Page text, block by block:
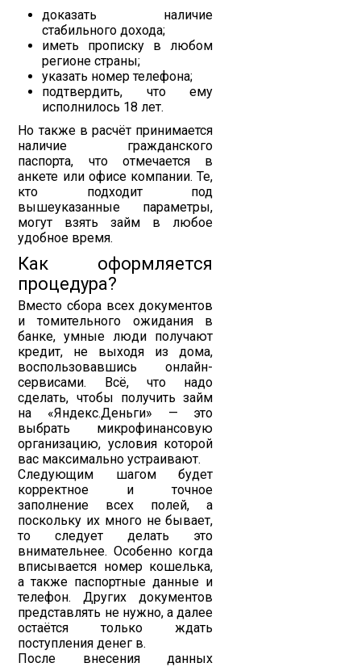
доказать наличие
стабильного дохода;
иметь прописку в любом
регионе страны;
указать номер телефона;
подтвердить, что ему
исполнилось 18 лет.
Но также в расчёт принимается
наличие гражданского
паспорта, что отмечается в
анкете или офисе компании. Те,
кто подходит под
вышеуказанные параметры,
могут взять займ в любое
удобное время.
Как оформляется
процедура?
Вместо сбора всех документов
и томительного ожидания в
банке, умные люди получают
кредит, не выходя из дома,
воспользовавшись онлайн-
сервисами. Всё, что надо
сделать, чтобы получить займ
на «Яндекс.Деньги» — это
выбрать микрофинансовую
организацию, условия которой
вас максимально устраивают.
Следующим шагом будет
корректное и точное
заполнение всех полей, а
поскольку их много не бывает,
то следует делать это
внимательнее. Особенно когда
вписывается номер кошелька,
а также паспортные данные и
телефон. Других документов
представлять не нужно, а далее
остаётся только ждать
поступления денег в.
После внесения данных